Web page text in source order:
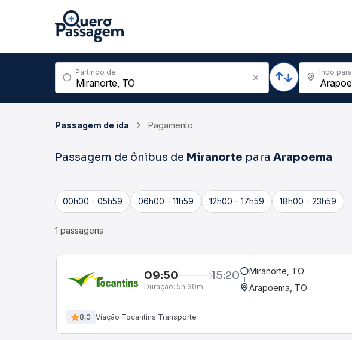
Partindo de Indo para
Passagem de ida Pagamento
Passagem de ônibus de Miranorte para Arapoema
00h00 - 05h59 06h00 - 11h59 12h00 - 17h59 18h00 - 23h59
1 passagens
09:50 15:20
Duração: 5h 30m
Miranorte, TO
Arapoema, TO
8,0 Viação Tocantins Transporte